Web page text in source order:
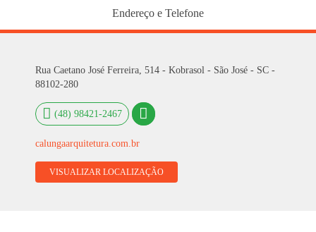
Endereço e Telefone
Rua Caetano José Ferreira, 514 - Kobrasol - São José - SC -
88102-280
(48) 98421-2467
calungaarquitetura.com.br
VISUALIZAR LOCALIZAÇÃO